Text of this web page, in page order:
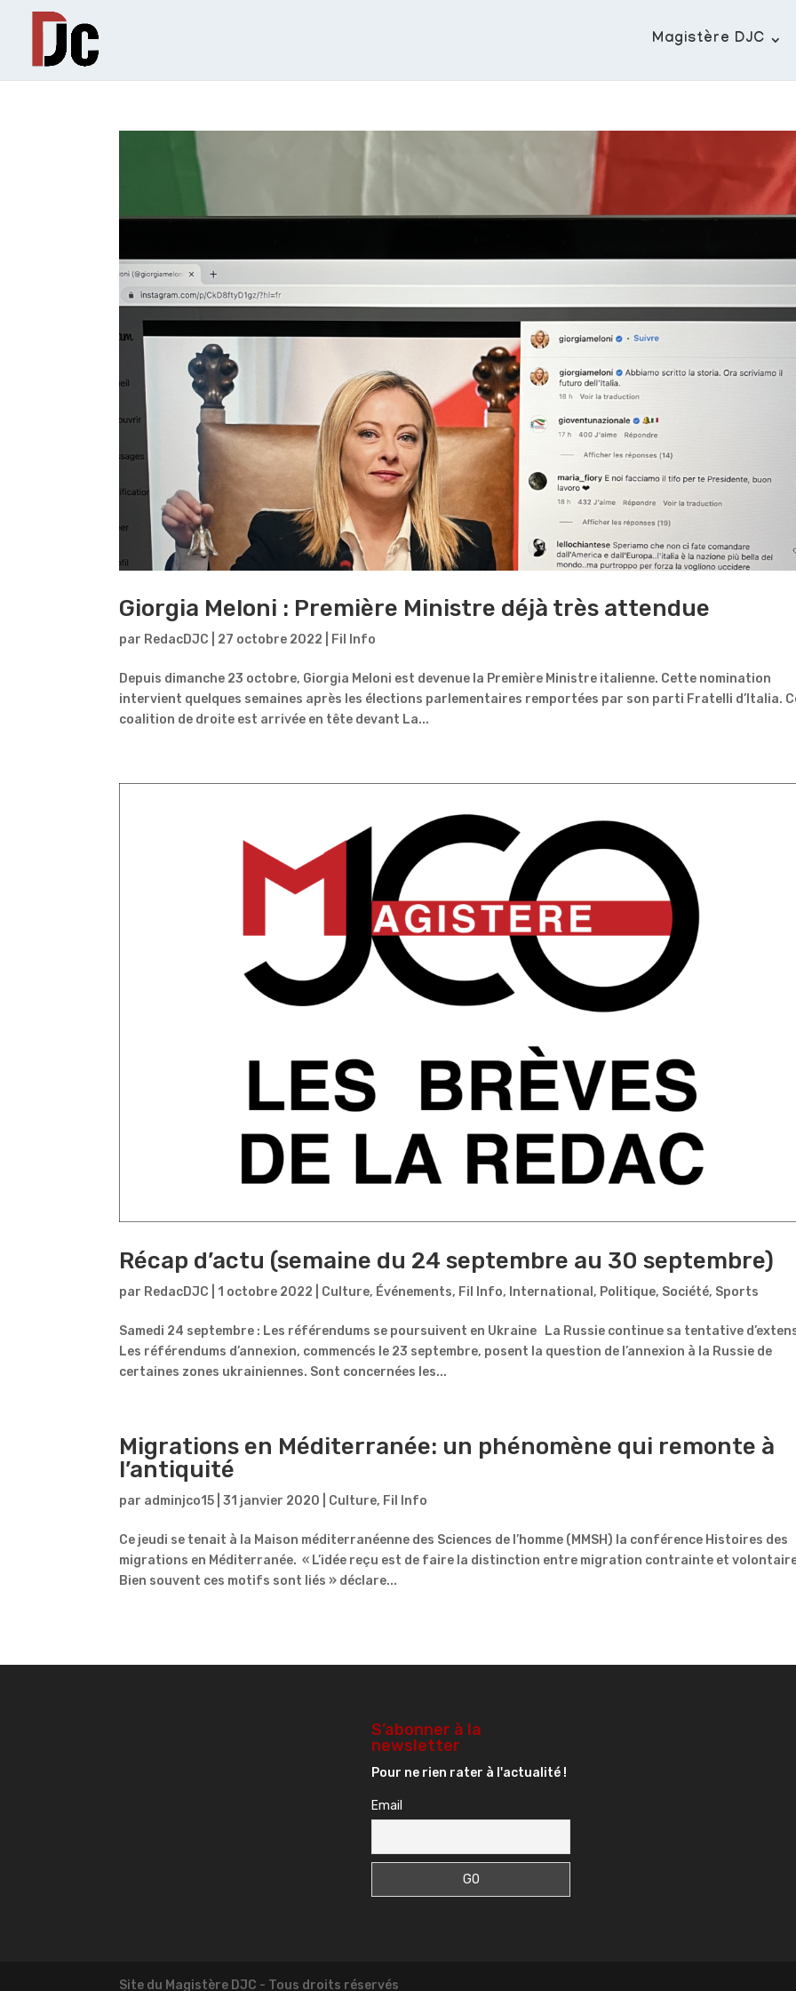
Magistère DJC
Giorgia Meloni : Première Ministre déjà très attendue
par RedacDJC 27 octobre 2022 Fil Info
Depuis dimanche 23 octobre, Giorgia Meloni est devenue la Première Ministre italienne. Cette nomination
intervient quelques semaines après les élections parlementaires remportées par son parti Fratelli d’Italia.
coalition de droite est arrivée en tête devant La...
Récap d’actu (semaine du 24 septembre au 30 septembre)
par RedacDJC 1 octobre 2022 Culture, Événements, Fil Info, International, Politique, Société, Sports
Samedi 24 septembre : Les référendums se poursuivent en Ukraine La Russie continue sa tentative
Les référendums d’annexion, commencés le 23 septembre, posent la question de l’annexion à la Russie de
certaines zones ukrainiennes. Sont concernées les...
Migrations en Méditerranée: un phénomène qui remonte à
l’antiquité
par adminjco15 |31 janvier 2020 Culture, Fil Info
Ce jeudi se tenait à la Maison méditerranéenne des Sciences de l’homme (MMSH) la conférence Histoires des
migrations en Méditerranée. « L’idée reçu est de faire la distinction entre migration contrainte et
Bien souvent ces motifs sont liés » déclare...
S’abonner à la
newsletter
Pour ne rien rater à l'actualité !
Email
Site du Magistère DJC - Tous droits réservés